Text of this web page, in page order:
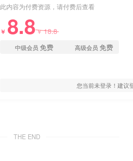
此内容为付费资源，请付费后查看
￥ 8.8￥18.8
中级会员 免费 高级会员 免费
您当前未登录！建议
THE END